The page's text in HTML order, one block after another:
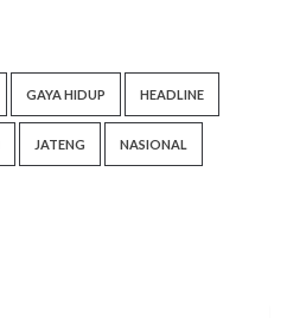
GAYA HIDUP HEADLINE
JATENG NASIONAL